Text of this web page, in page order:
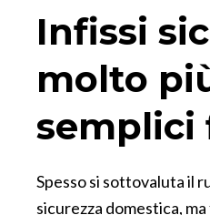
Infissi
molto
semplici
Spesso si sottovaluta il
sicurezza domestica,